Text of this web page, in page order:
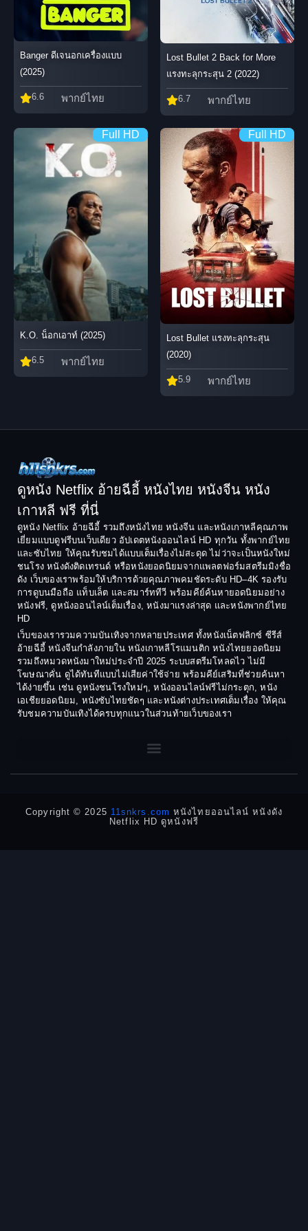
Banger ดีเจนอกเครื่องแบบ
(2025)
6.6 พากย์ไทย
Lost Bullet 2 Back for More
แรงทะลุกระสุน 2 (2022)
6.7 พากย์ไทย
Full HD
K.O. น็อกเอาท์ (2025)
6.5 พากย์ไทย
Full HD
Lost Bullet แรงทะลุกระสุน
(2020)
5.9 พากย์ไทย
ดูหนัง Netflix อ้ายฉีอี้ หนังไทย หนังจีน หนัง
เกาหลี ฟรี ที่นี่
ดูหนัง Netflix อ้ายฉีอี้ รวมถึงหนังไทย หนังจีน และหนังเกาหลีคุณภาพ
เยี่ยมแบบดูฟรีบนเว็บเดียว อัปเดตหนังออนไลน์ HD ทุกวัน ทั้งพากย์ไทย
และซับไทย ให้คุณรับชมได้แบบเต็มเรื่องไม่สะดุด ไม่ว่าจะเป็นหนังใหม่
ชนโรง หนังดังติดเทรนด์ หรือหนังยอดนิยมจากแพลตฟอร์มสตรีมมิงชื่อ
ดัง เว็บของเราพร้อมให้บริการด้วยคุณภาพคมชัดระดับ HD–4K รองรับ
การดูบนมือถือ แท็บเล็ต และสมาร์ททีวี พร้อมคีย์ค้นหายอดนิยมอย่าง
หนังฟรี, ดูหนังออนไลน์เต็มเรื่อง, หนังมาแรงล่าสุด และหนังพากย์ไทย
HD
เว็บของเรารวมความบันเทิงจากหลายประเทศ ทั้งหนังเน็ตฟลิกซ์ ซีรีส์
อ้ายฉีอี้ หนังจีนกำลังภายใน หนังเกาหลีโรแมนติก หนังไทยยอดนิยม
รวมถึงหมวดหนังมาใหม่ประจำปี 2025 ระบบสตรีมโหลดไว ไม่มี
โฆษณาคั่น ดูได้ทันทีแบบไม่เสียค่าใช้จ่าย พร้อมคีย์เสริมที่ช่วยค้นหา
ได้ง่ายขึ้น เช่น ดูหนังชนโรงใหม่ๆ, หนังออนไลน์ฟรีไม่กระตุก, หนัง
เอเชียยอดนิยม, หนังซับไทยชัดๆ และหนังต่างประเทศเต็มเรื่อง ให้คุณ
รับชมความบันเทิงได้ครบทุกแนวในส่วนท้ายเว็บของเรา
Copyright © 2025 11snkrs.com หนังไทยออนไลน์ หนังดัง
Netflix HD ดูหนังฟรี